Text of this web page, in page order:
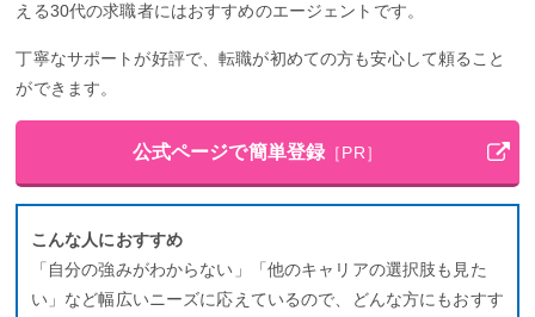
える30代の求職者にはおすすめのエージェントです。
丁寧なサポートが好評で、転職が初めての方も安心して頼ること
ができます。
公式ページで簡単登録 ［PR］
こんな人におすすめ
「自分の強みがわからない」「他のキャリアの選択肢も見た
い」など幅広いニーズに応えているので、どんな方にもおすす